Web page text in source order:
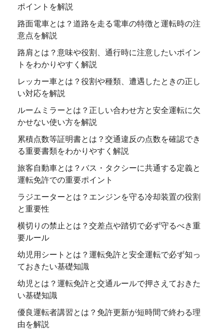
ポイントを解説
路面電車とは？道路を走る電車の特徴と運転時の注
意点を解説
路肩とは？意味や役割、通行時に注意したいポイン
トをわかりやすく解説
レッカー車とは？役割や種類、遭遇したときの正し
い対応を解説
ルームミラーとは？正しい合わせ方と安全運転に欠
かせない使い方を解説
累積点数等証明書とは？交通違反の点数を確認でき
る重要書類をわかりやすく解説
旅客自動車とは？バス・タクシーに共通する定義と
運転免許での重要ポイント
ラジエーターとは？エンジンを守る冷却装置の役割
と重要性
横切りの禁止とは？交差点や踏切で必ず守るべき重
要ルール
幼児用シートとは？運転免許と安全運転で必ず知っ
ておきたい基礎知識
幼児とは？運転免許と交通ルールで押さえておきた
い基礎知識
優良運転者講習とは？免許更新が短時間で終わる理
由を解説